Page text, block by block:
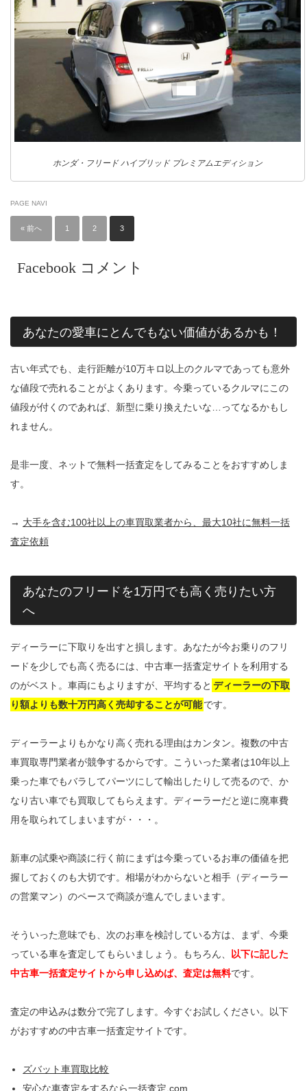
ホンダ・フリード ハイブリッド プレミアムエディション
PAGE NAVI
« 前へ 1 2 3
Facebook コメント
あなたの愛車にとんでもない価値があるかも！
古い年式でも、走行距離が10万キロ以上のクルマであっても意外
な値段で売れることがよくあります。今乗っているクルマにこの
値段が付くのであれば、新型に乗り換えたいな…ってなるかもし
れません。
是非一度、ネットで無料一括査定をしてみることをおすすめしま
す。
→ 大手を含む100社以上の車買取業者から、最大10社に無料一括
査定依頼
あなたのフリードを1万円でも高く売りたい方
へ
ディーラーに下取りを出すと損します。あなたが今お乗りのフリ
ードを少しでも高く売るには、中古車一括査定サイトを利用する
のがベスト。車両にもよりますが、平均すると ディーラーの下取
り額よりも数十万円高く売却することが可能です。
ディーラーよりもかなり高く売れる理由はカンタン。複数の中古
車買取専門業者が競争するからです。こういった業者は10年以上
乗った車でもバラしてパーツにして輸出したりして売るので、か
なり古い車でも買取してもらえます。ディーラーだと逆に廃車費
用を取られてしまいますが・・・。
新車の試乗や商談に行く前にまずは今乗っているお車の価値を把
握しておくのも大切です。相場がわからないと相手（ディーラー
の営業マン）のペースで商談が進んでしまいます。
そういった意味でも、次のお車を検討している方は、まず、今乗
っている車を査定してもらいましょう。もちろん、 以下に記した
中古車一括査定サイトから申し込めば、査定は無料です。
査定の申込みは数分で完了します。今すぐお試しください。以下
がおすすめの中古車一括査定サイトです。
ズバット車買取比較
安心な車査定をするなら一括査定.com